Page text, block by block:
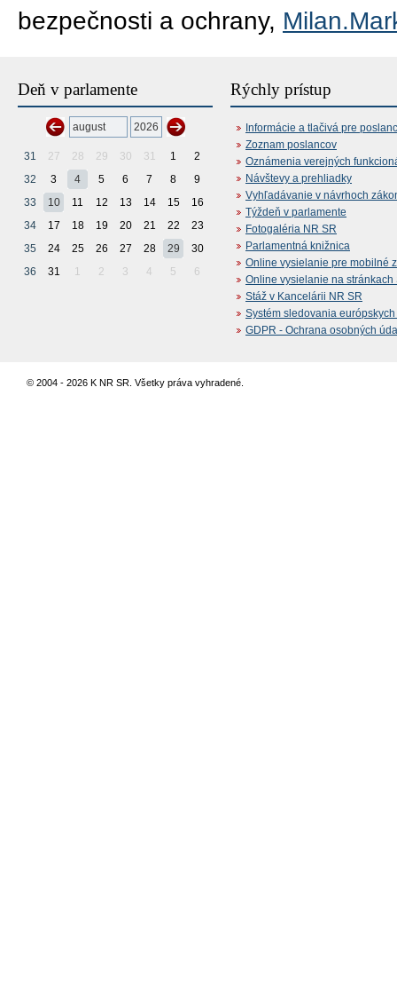
bezpečnosti a ochrany,
Deň v parlamente
31 27 28 29 30 31 1
2
32
3 4 5 6 7 8
9
33
10 11 12 13 14 15
16
34
17 18 19 20 21 22
23
35
24 25 26 27 28 29
30
36
31 1 2 3 4 5 6
Rýchly prístup
Informácie a tlačivá pre
Zoznam poslancov
Oznámenia verejných
Návštevy a prehliadky
Vyhľadávanie v návrhoch
Týždeň v parlamente
Fotogaléria NR SR
Parlamentná knižnica
Online vysielanie pre mobilné
Online vysielanie na stránkach
Stáž v Kancelárii NR SR
Systém sledovania
GDPR - Ochrana osobných
© 2004 - 2026 K NR SR. Všetky práva vyhradené.